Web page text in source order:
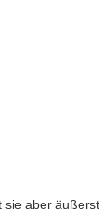
sie aber äußerst